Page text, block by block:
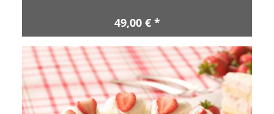
49,00 € *